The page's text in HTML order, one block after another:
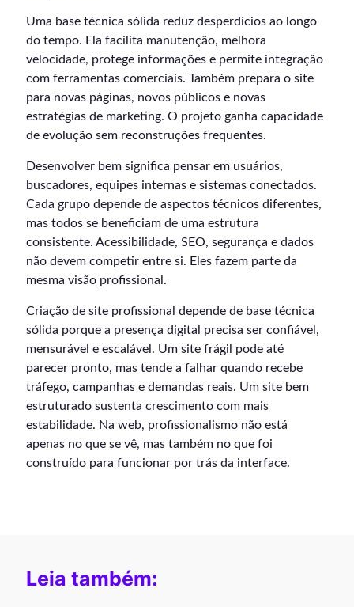
Uma base técnica sólida reduz desperdícios ao longo
do tempo. Ela facilita manutenção, melhora
velocidade, protege informações e permite integração
com ferramentas comerciais. Também prepara o site
para novas páginas, novos públicos e novas
estratégias de marketing. O projeto ganha capacidade
de evolução sem reconstruções frequentes.
Desenvolver bem significa pensar em usuários,
buscadores, equipes internas e sistemas conectados.
Cada grupo depende de aspectos técnicos diferentes,
mas todos se beneficiam de uma estrutura
consistente. Acessibilidade, SEO, segurança e dados
não devem competir entre si. Eles fazem parte da
mesma visão profissional.
Criação de site profissional depende de base técnica
sólida porque a presença digital precisa ser confiável,
mensurável e escalável. Um site frágil pode até
parecer pronto, mas tende a falhar quando recebe
tráfego, campanhas e demandas reais. Um site bem
estruturado sustenta crescimento com mais
estabilidade. Na web, profissionalismo não está
apenas no que se vê, mas também no que foi
construído para funcionar por trás da interface.
Leia também: